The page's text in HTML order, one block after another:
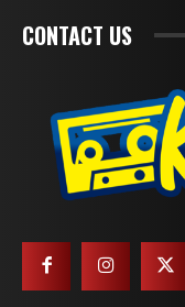
CONTACT US